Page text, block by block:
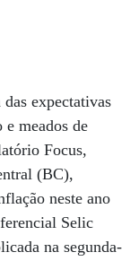
expectativas
meados de
Focus,
(BC),
neste ano
Selic
na segunda-